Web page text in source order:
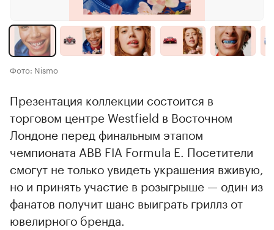
Фото: Nismo
Презентация коллекции состоится в
торговом центре Westfield в Восточном
Лондоне перед финальным этапом
чемпионата ABB FIA Formula E. Посетители
смогут не только увидеть украшения вживую,
но и принять участие в розыгрыше — один из
фанатов получит шанс выиграть гриллз от
ювелирного бренда.